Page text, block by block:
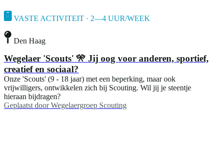
VASTE ACTIVITEIT · 2—4 UUR/WEEK
Den Haag
Wegelaer 'Scouts' 🎌 Jij oog voor anderen, sportief,
creatief en sociaal?
Onze 'Scouts' (9 - 18 jaar) met een beperking, maar ook
vrijwilligers, ontwikkelen zich bij Scouting. Wil jij je steentje
hieraan bijdragen?
Geplaatst door Wegelaergroep Scouting